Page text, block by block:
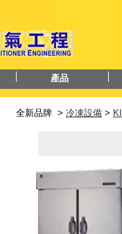
產品
全新品牌 > 冷凍設備 >